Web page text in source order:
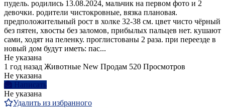
пудель. родились 13.08.2024, мальчик на первом фото и 2
девочки. родители чистокровные, вязка плановая.
предположительный рост в холке 32-38 см. цвет чисто чёрный
без пятен, хвосты без заломов, прибылых пальцев нет. кушают
сами, ходят на пеленку. проглистованы 2 раза. при переезде в
новый дом будут иметь: пас...
Не указана
1 год назад Животные New Продам 520 Просмотров
Не указана
Написать
Не указана
Удалить из избранного